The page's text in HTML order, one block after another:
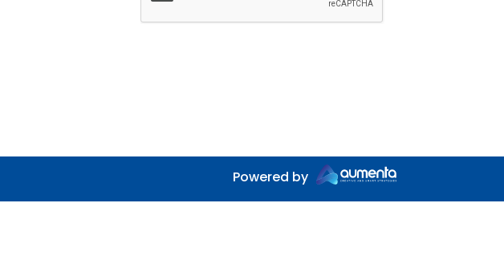
Powered by